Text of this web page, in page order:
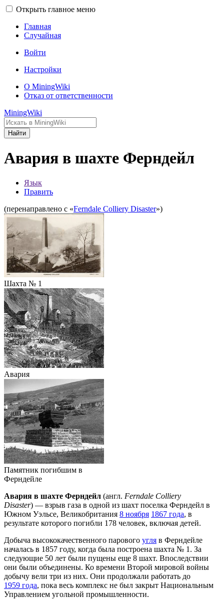
Открыть главное меню
Главная
Случайная
Войти
Настройки
О MiningWiki
Отказ от ответственности
MiningWiki
Найти
Авария в шахте Ферндейл
Язык
Править
(перенаправлено с «Ferndale Colliery Disaster»)
Шахта № 1
Авария
Памятник погибшим в
Ферндейле
Авария в шахте Ферндейл (англ. Ferndale Colliery
Disaster) — взрыв газа в одной из шахт поселка Ферндейл в
Южном Уэльсе, Великобритания 8 ноября 1867 года, в
результате которого погибли 178 человек, включая детей.
Добыча высококачественного парового угля в Ферндейле
началась в 1857 году, когда была построена шахта № 1. За
следующие 50 лет были пущены еще 8 шахт. Впоследствии
они были объединены. Ко времени Второй мировой войны
добычу вели три из них. Они продолжали работать до
1959 года, пока весь комплекс не был закрыт Национальным
Управлением угольной промышленности.